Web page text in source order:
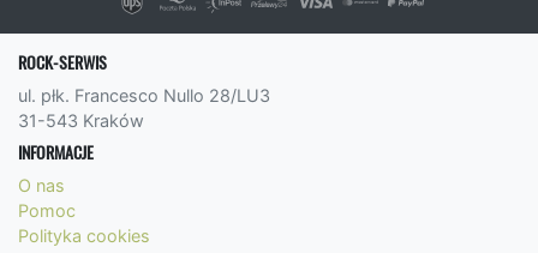
ROCK-SERWIS
ul. płk. Francesco Nullo 28/LU3
31-543 Kraków
INFORMACJE
O nas
Pomoc
Polityka cookies